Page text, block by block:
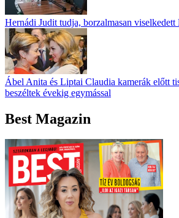
Hernádi Judit tudja, borzalmasan
Ábel Anita és Liptai Claudia kamerák előtt
beszéltek évekig egymással
Best Magazin